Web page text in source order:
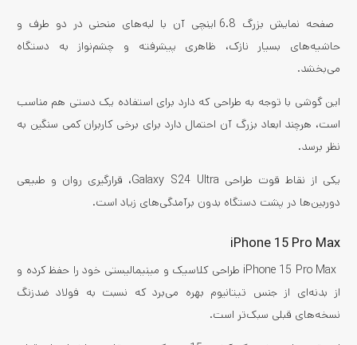
صفحه‌ نمایش بزرگ 6.8 اینچی آن با لبه‌های منحنی در دو طرف و
حاشیه‌های بسیار نازک، ظاهری پیشرفته و چشم‌نواز به دستگاه
می‌بخشد.
این گوشی با توجه به طراحی که دارد برای استفاده یک دستی هم مناسب
است، هرچند ابعاد بزرگ آن احتمال دارد برای برخی کاربران کمی سنگین به
نظر برسد.
یکی از نقاط قوت طراحی Galaxy S24 Ultra، قرارگیری روان و طبیعی
دوربین‌ها در پشت دستگاه بدون برآمدگی‌های زیاد است.
iPhone 15 Pro Max
iPhone 15 Pro Max طراحی کلاسیک و مینیمالیستی خود را حفظ کرده و
از بدنه‌ای از جنس تیتانیوم بهره می‌برد که نسبت به فولاد ضدزنگ
نسخه‌های قبلی سبک‌تر است.